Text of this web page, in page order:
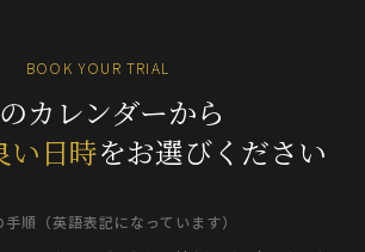
BOOK YOUR TRIAL
カレンダーから
い日時をお選びください
手順（英語表記になっています）